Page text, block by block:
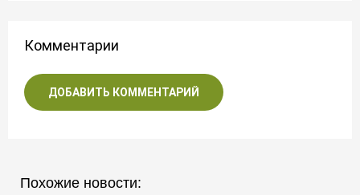
Комментарии
ДОБАВИТЬ КОММЕНТАРИЙ
Похожие новости: